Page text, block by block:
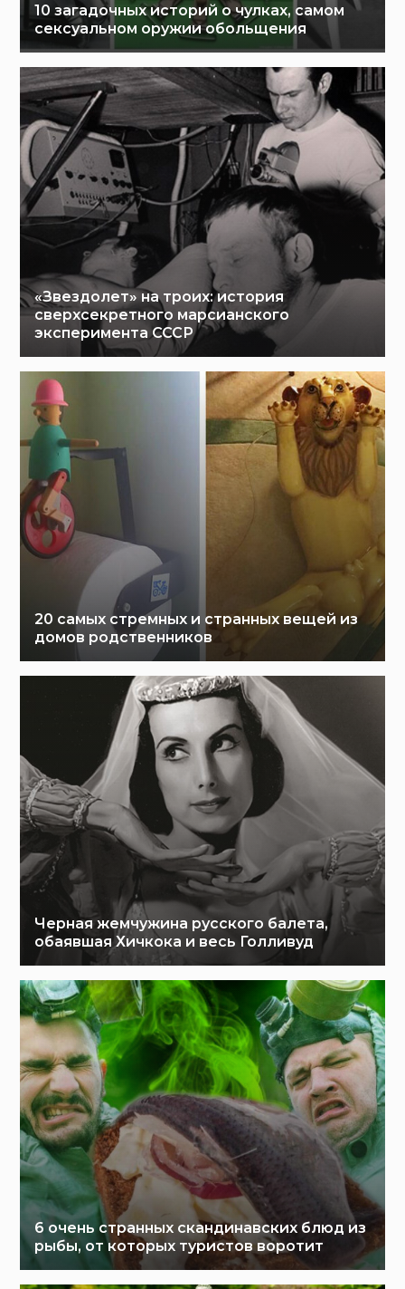
10 загадочных историй о чулках, самом
сексуальном оружии обольщения
«Звездолет» на троих: история
сверхсекретного марсианского
эксперимента СССР
20 самых стремных и странных вещей из
домов родственников
Черная жемчужина русского балета,
обаявшая Хичкока и весь Голливуд
6 очень странных скандинавских блюд из
рыбы, от которых туристов воротит